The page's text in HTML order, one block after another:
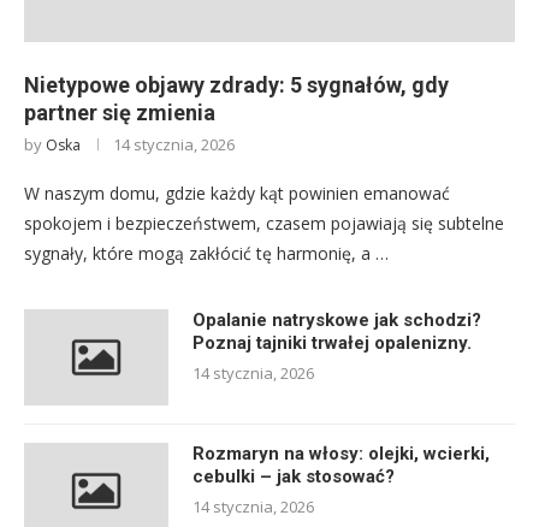
Nietypowe objawy zdrady: 5 sygnałów, gdy
partner się zmienia
by Oska 14 stycznia, 2026
W naszym domu, gdzie każdy kąt powinien emanować
spokojem i bezpieczeństwem, czasem pojawiają się subtelne
sygnały, które mogą zakłócić tę harmonię, a …
Opalanie natryskowe jak schodzi?
Poznaj tajniki trwałej opalenizny.
14 stycznia, 2026
Rozmaryn na włosy: olejki, wcierki,
cebulki – jak stosować?
14 stycznia, 2026